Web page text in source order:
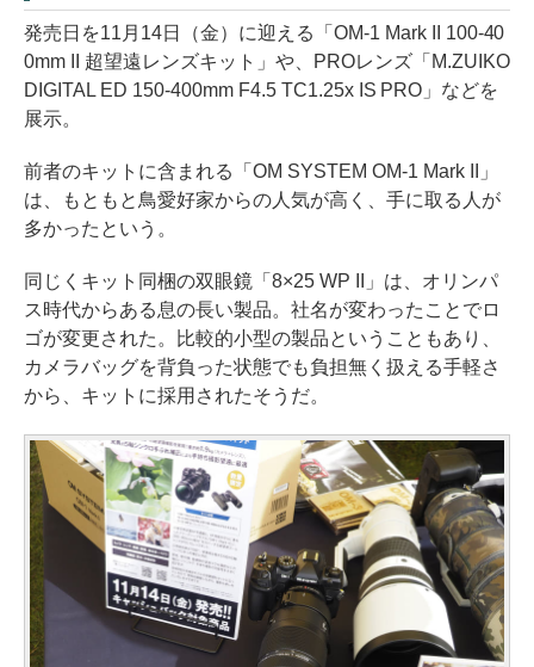
発売日を11月14日（金）に迎える「OM-1 Mark II 100-40
0mm II 超望遠レンズキット」や、PROレンズ「M.ZUIKO
DIGITAL ED 150-400mm F4.5 TC1.25x IS PRO」などを
展示。
前者のキットに含まれる「OM SYSTEM OM-1 Mark II」
は、もともと鳥愛好家からの人気が高く、手に取る人が
多かったという。
同じくキット同梱の双眼鏡「8×25 WP II」は、オリンパ
ス時代からある息の長い製品。社名が変わったことでロ
ゴが変更された。比較的小型の製品ということもあり、
カメラバッグを背負った状態でも負担無く扱える手軽さ
から、キットに採用されたそうだ。